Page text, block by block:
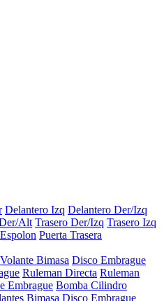
Delantero Izq Delantero Der/Izq
Alt Trasero Der/Izq Trasero Izq
Espolon Puerta Trasera
Bimasa Disco Embrague
Ruleman Directa Ruleman
Embrague Bomba Cilindro
Bimasa Disco Embrague